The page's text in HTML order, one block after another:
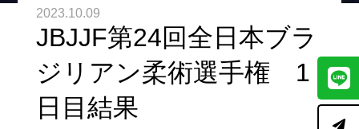
2023.10.09
JBJJF第24回全日本ブラ
ジリアン柔術選手権 1
日目結果